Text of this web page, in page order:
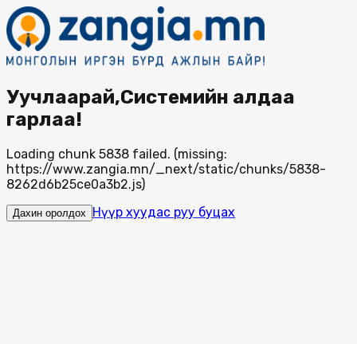
Уучлаарай,Системийн алдаа
гарлаа!
Loading chunk 5838 failed. (missing:
https://www.zangia.mn/_next/static/chunks/5838-
8262d6b25ce0a3b2.js)
Дахин оролдох Нүүр хуудас руу буцах